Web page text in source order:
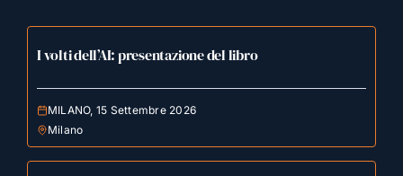
I volti dell’AI: presentazione del libro
MILANO, 15 Settembre 2026
Milano